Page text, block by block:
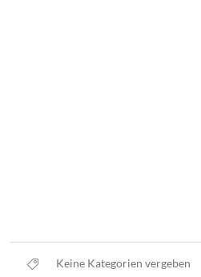
Keine Kategorien vergeben